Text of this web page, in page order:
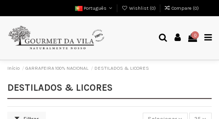
Português Wishlist (0) Compare (0)
0
Início GARRAFEIRA 100% NACIONAL DESTILADOS & LICORES
DESTILADOS & LICORES